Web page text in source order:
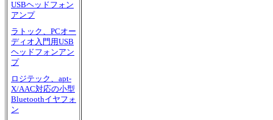
USBヘッドフォン
アンプ
ラトック、PCオー
ディオ入門用USB
ヘッドフォンアン
プ
ロジテック、apt-
X/AAC対応の小型
Bluetoothイヤフォ
ン